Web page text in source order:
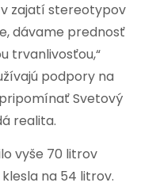
zajatí stereotypov
dávame prednosť
trvanlivosťou,“
podpory na
Svetový
realita.
vyše 70 litrov
na 54 litrov.